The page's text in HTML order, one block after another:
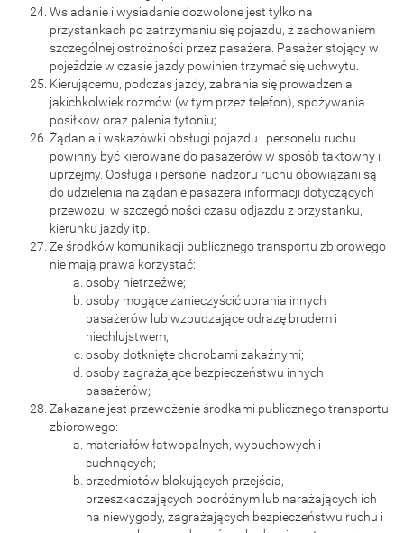
Wsiadanie i wysiadanie dozwolone jest tylko na
przystankach po zatrzymaniu się pojazdu, z zachowaniem
szczególnej ostrożności przez pasażera. Pasażer stojący w
pojeździe w czasie jazdy powinien trzymać się uchwytu.
Kierującemu, podczas jazdy, zabrania się prowadzenia
jakichkolwiek rozmów (w tym przez telefon), spożywania
posiłków oraz palenia tytoniu;
Żądania i wskazówki obsługi pojazdu i personelu ruchu
powinny być kierowane do pasażerów w sposób taktowny i
uprzejmy. Obsługa i personel nadzoru ruchu obowiązani są
do udzielenia na żądanie pasażera informacji dotyczących
przewozu, w szczególności czasu odjazdu z przystanku,
kierunku jazdy itp.
Ze środków komunikacji publicznego transportu zbiorowego
nie mają prawa korzystać:
osoby nietrzeźwe;
osoby mogące zanieczyścić ubrania innych
pasażerów lub wzbudzające odrazę brudem i
niechlujstwem;
osoby dotknięte chorobami zakaźnymi;
osoby zagrażające bezpieczeństwu innych
pasażerów;
Zakazane jest przewożenie środkami publicznego transportu
zbiorowego:
materiałów łatwopalnych, wybuchowych i
cuchnących;
przedmiotów blokujących przejścia,
przeszkadzających podróżnym lub narażających ich
na niewygody, zagrażających bezpieczeństwu ruchu i